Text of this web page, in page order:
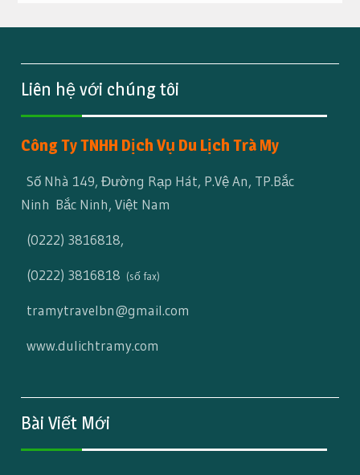
Liên hệ với chúng tôi
Công Ty TNHH Dịch Vụ Du Lịch Trà My
Số Nhà 149, Đường Rạp Hát, P.Vệ An, TP.Bắc
Ninh Bắc Ninh, Việt Nam
(0222) 3816818,
(0222) 3816818 (số fax)
tramytravelbn@gmail.com
www.dulichtramy.com
Bài Viết Mới